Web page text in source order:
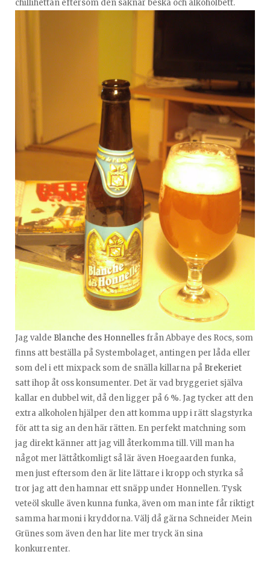
chillihettan eftersom den saknar beska och alkoholbett.
Jag valde Blanche des Honnelles från Abbaye des Rocs, som
finns att beställa på Systembolaget, antingen per låda eller
som del i ett mixpack som de snälla killarna på Brekeriet
satt ihop åt oss konsumenter. Det är vad bryggeriet själva
kallar en dubbel wit, då den ligger på 6 %. Jag tycker att den
extra alkoholen hjälper den att komma upp i rätt slagstyrka
för att ta sig an den här rätten. En perfekt matchning som
jag direkt känner att jag vill återkomma till. Vill man ha
något mer lättåtkomligt så lär även Hoegaarden funka,
men just eftersom den är lite lättare i kropp och styrka så
tror jag att den hamnar ett snäpp under Honnellen. Tysk
veteöl skulle även kunna funka, även om man inte får riktigt
samma harmoni i kryddorna. Välj då gärna Schneider Mein
Grünes som även den har lite mer tryck än sina
konkurrenter.